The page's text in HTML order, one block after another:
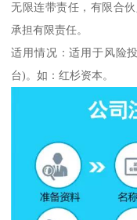
无限连带责任，有限合
承担有限责任。
适用情况：适用于风险
台)。如：红杉资本。